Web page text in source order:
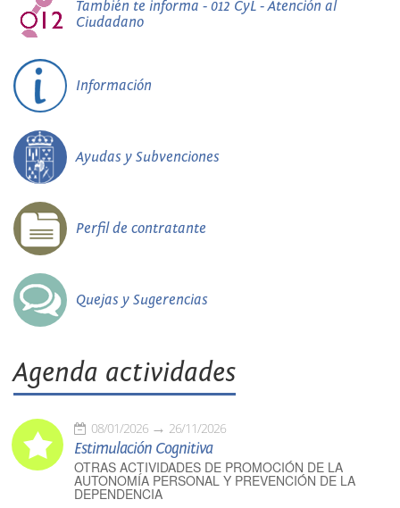
También te informa - 012 CyL - Atención al
Ciudadano
Información
Ayudas y Subvenciones
Perfil de contratante
Quejas y Sugerencias
Agenda actividades
08/01/2026 26/11/2026
Estimulación Cognitiva
OTRAS ACTIVIDADES DE PROMOCIÓN DE LA
AUTONOMÍA PERSONAL Y PREVENCIÓN DE LA
DEPENDENCIA